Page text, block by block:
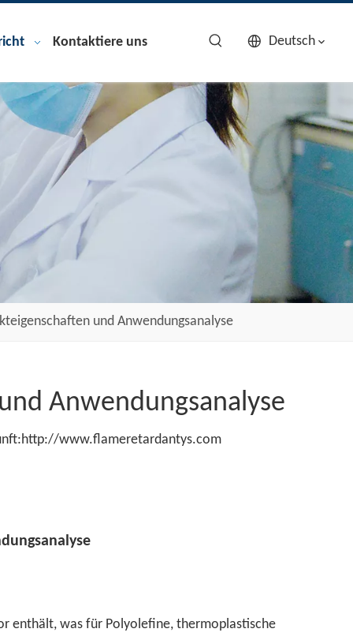
Kontaktiere uns Deutsch
und Anwendungsanalyse
Anwendungsanalyse
http://www.flameretardantys.com
enthält, was für Polyolefine, thermoplastische